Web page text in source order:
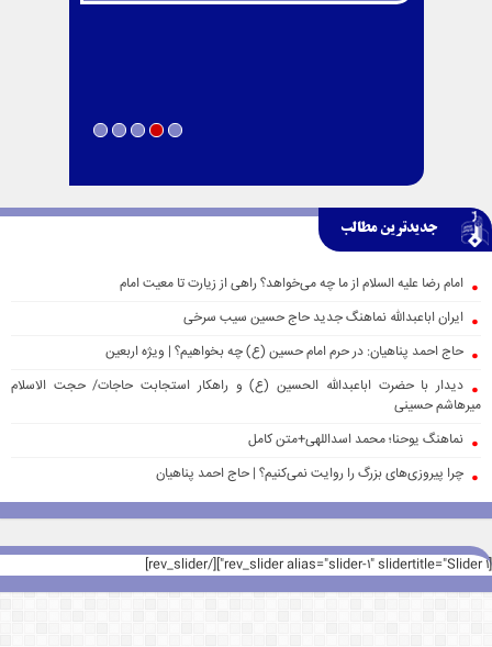
جدیدترین مطالب
امام رضا علیه السلام از ما چه می‌خواهد؟ راهی از زیارت تا معیت امام
ایران اباعبدالله نماهنگ جدید حاج حسین سیب سرخی
حاج احمد پناهیان: در حرم امام حسین (ع) چه بخواهیم؟ | ویژه اربعین
دیدار با حضرت اباعبدالله الحسین (ع) و راهکار استجابت حاجات/ حجت الاسلام
میرهاشم حسینی
نماهنگ یوحنا؛ محمد اسداللهی+متن کامل
چرا پیروزی‌های بزرگ را روایت نمی‌کنیم؟ | حاج احمد پناهیان
[rev_slider alias="slider-1" slidertitle="Slider 1"][/rev_slider]